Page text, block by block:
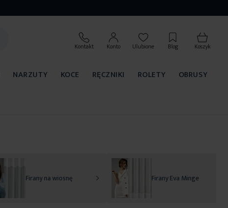
Kontakt Konto Ulubione Blog Koszyk
NARZUTY KOCE RĘCZNIKI ROLETY
OBRUSY
Firany na wiosnę Firany Eva Minge